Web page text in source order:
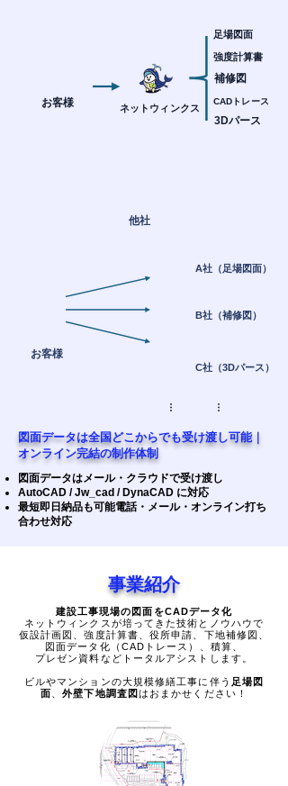
お客様 ネットウィンクス
強度計算書
足場図面
補修図
CADトレース
3Dパース
他社
お客様
…
A社（足場図面）
B社（補修図）
C社（3Dパース）
…
図面データは全国どこからでも受け渡し可能｜
オンライン完結の制作体制
図面データはメール・クラウドで受け渡し
AutoCAD / Jw_cad / DynaCAD に対応
最短即日納品も可能電話・メール・オンライン打ち
合わせ対応
事業紹介
建設工事現場の図面をCADデータ化
ネットウィンクスが培ってきた技術とノウハウで
仮設計画図、強度計算書、役所申請、下地補修図、
図面データ化（CADトレース）、積算、
プレゼン資料など トータルアシストします。
ビルやマンションの大規模修繕工事に伴う 足場図
面 、外壁下地調査図 はおまかせください！